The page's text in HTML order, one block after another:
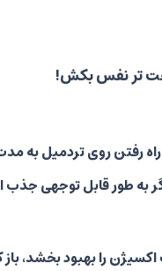
تر نفس بکش!
به طور قابل توجهی
را بهبود بخشد،